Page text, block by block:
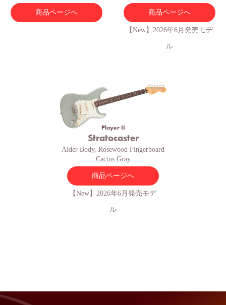
商品ページへ 商品ページへ
【New】2026年6月発売モデ
ル
Player II
Stratocaster
Alder Body, Rosewood Fingerboard
Cactus Gray
商品ページへ
【New】2026年6月発売モデ
ル